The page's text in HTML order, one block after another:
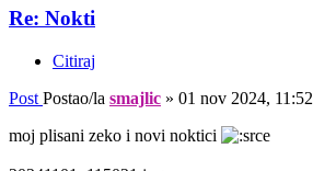
Re: Nokti
Citiraj
Post Postao/la smajlic » 01 nov 2024, 11:52
moj plisani zeko i novi noktici